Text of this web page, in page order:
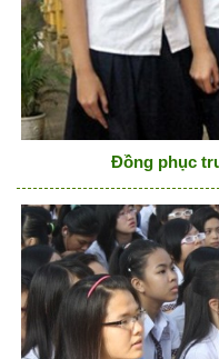
Đồng phục